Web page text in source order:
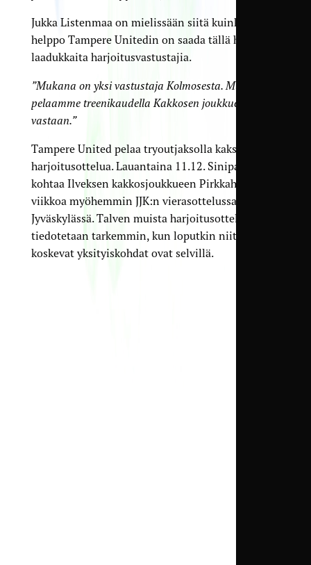
Jukka Listenmaa on mielissään siitä kuinka
helppo Tampere Unitedin on saada tällä hetkellä
laadukkaita harjoitusvastustajia.
”Mukana on yksi vastustaja Kolmosesta. Muuten
pelaamme treenikaudella Kakkosen joukkueita
vastaan.”
Tampere United pelaa tryoutjaksolla kaksi
harjoitusottelua. Lauantaina 11.12. Sinipaidat
kohtaa Ilveksen kakkosjoukkueen Pirkkahallissa ja
viikkoa myöhemmin JJK:n vierasottelussa
Jyväskylässä. Talven muista harjoitusotteluista
tiedotetaan tarkemmin, kun loputkin niitä
koskevat yksityiskohdat ovat selvillä.